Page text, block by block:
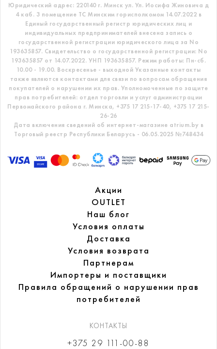
Юридический адрес: 220140 г. Минск ул. Ул. Иосифа Жиновича д
4 каб. 3 помещение ТС Минским горисполкомом 14.07.2022 в
Единый государственный регистр юридических лиц и
индивидуальных предпринимателей внесена запись о
государственной регистрации юридического лица за No
193635857. Свидетельство о государственной регистрации: No
193635857 от 14.07.2022. УНП 193635857. Режим работы: Пн-сб.
10.00 - 19.00. Воскресенье - выходной Указанные контакты
также являются контактами для связи по вопросам обращения
покупателей о нарушении их прав. Уполномоченные по защите
прав потребителей: отдел торговли и услуг администрации
Первомайского района г. Минска, +375 17 215-17-40, +375 17 215-
26-26
Дата включения сведений об интернет-магазине atrium.by в
Торговый реестр Республики Беларусь - 06.05.2025 №748434
Акции
OUTLET
Наш блог
Условия оплаты
Доставка
Условия возврата
Партнерам
Импортеры и поставщики
Правила обращений о нарушении прав
потребителей
КОНТАКТЫ
+375 29 111-00-88